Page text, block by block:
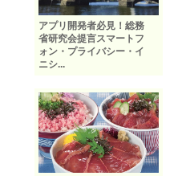
アプリ開発者必見！総務
省研究会提言スマートフ
ォン・プライバシー・イ
ニシ...